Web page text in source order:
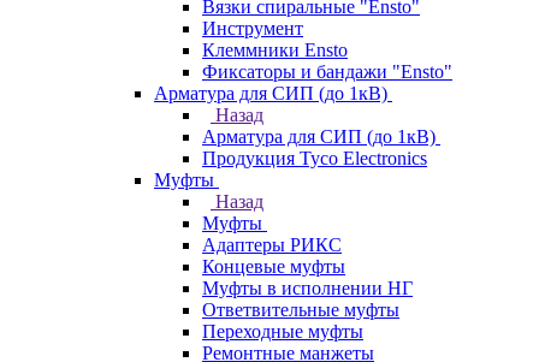
Вязки спиральные "Ensto"
Инструмент
Клеммники Ensto
Фиксаторы и бандажи "Ensto"
Арматура для СИП (до 1кВ)
Назад
Арматура для СИП (до 1кВ)
Продукция Tyco Electronics
Муфты
Назад
Муфты
Адаптеры РИКС
Концевые муфты
Муфты в исполнении НГ
Ответвительные муфты
Переходные муфты
Ремонтные манжеты